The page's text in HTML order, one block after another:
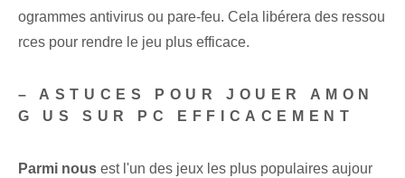
ogrammes antivirus ou pare-feu. Cela libérera des ressou
rces pour rendre le jeu plus efficace.
– ASTUCES POUR JOUER AMON
G US SUR PC EFFICACEMENT
Parmi nous est l'un des jeux les plus populaires aujour